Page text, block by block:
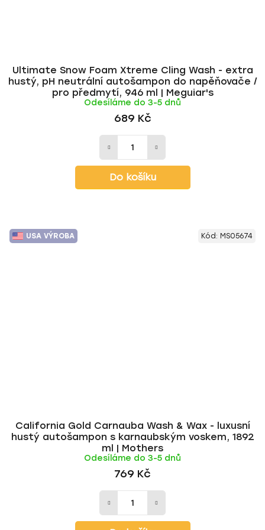
Ultimate Snow Foam Xtreme Cling Wash - extra
hustý, pH neutrální autošampon do napěňovače /
pro předmytí, 946 ml | Meguiar's
Odesíláme do 3-5 dnů
689 Kč
Do košíku
USA VÝROBA
California Gold Carnauba Wash & Wax - luxusní
hustý autošampon s karnaubským voskem, 1892
ml | Mothers
Odesíláme do 3-5 dnů
769 Kč
Kód: MS05674